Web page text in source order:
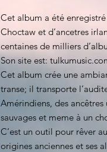
Cet album a été
Choctaw et d’ancetres
centaines de milliers
Son site est:
Cet album crée une
transe; il transporte
Amérindiens, des ancêtres
sauvages et meme à un
C’est un outil pour rêver
origines anciennes et ses